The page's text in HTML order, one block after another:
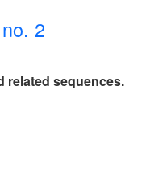
2
related sequences.